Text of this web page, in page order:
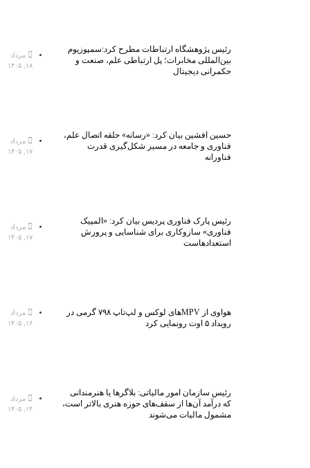
رئیس پژوهشگاه ارتباطات مطرح کرد:سمپوزیوم
بین‌المللی مخابرات؛ پل ارتباطی علم، صنعت و
حکمرانی دیجیتال
مرداد
۱۸, ۱۴۰۵
حسین افشین بیان کرد: «رسانه» حلقه اتصال علم،
فناوری و جامعه در مسیر شکل‌گیری قدرت
فناورانه
مرداد
۱۷, ۱۴۰۵
رئیس پارک فناوری پردیس بیان کرد: «المپیک
فناوری» سازوکاری برای شناسایی و پرورش
استعدادهاست
مرداد
۱۷, ۱۴۰۵
هواوی از MPVهای لوکس و لپ‌تاپ ۷۹۸ گرمی در
رویداد ۵ اوت رونمایی کرد
مرداد
۱۶, ۱۴۰۵
رئیس سازمان امور مالیاتی: بلاگر‌ها یا هنرمندانی
که درآمد آن‌ها از سقف‌های حوزه هنری بالاتر است،
مشمول مالیات می‌شوند
مرداد
۱۴, ۱۴۰۵